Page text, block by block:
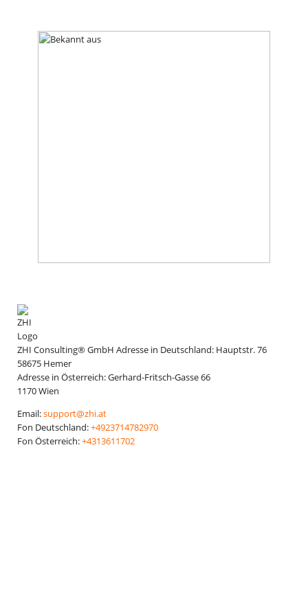
ZHI Consulting® GmbH Adresse in Deutschland: Hauptstr. 76
58675 Hemer
Adresse in Österreich:Gerhard-Fritsch-Gasse 66
1170Wien
Email:support@zhi.at
Fon Deutschland:+4923714782970
Fon Österreich:+4313611702